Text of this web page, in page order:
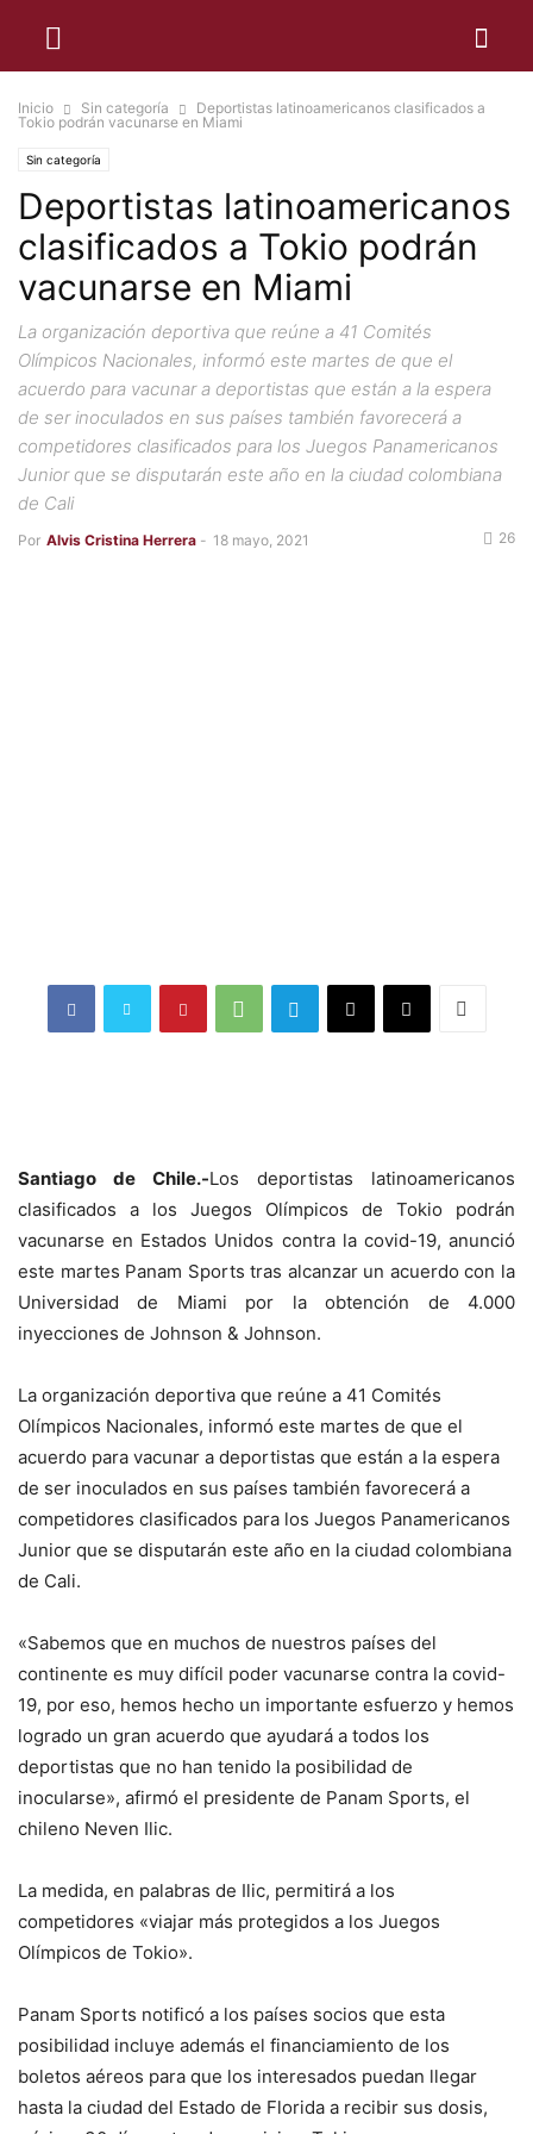
Inicio Sin categoría
Deportistas latinoamericanos clasificados a
Tokio podrán vacunarse en Miami
Sin categoría
Deportistas latinoamericanos
clasificados a Tokio podrán
vacunarse en Miami
La organización deportiva que reúne a 41 Comités
Olímpicos Nacionales, informó este martes de que el
acuerdo para vacunar a deportistas que están a la espera
de ser inoculados en sus países también favorecerá a
competidores clasificados para los Juegos Panamericanos
Junior que se disputarán este año en la ciudad colombiana
de Cali
Por Alvis Cristina Herrera - 18 mayo, 2021 26
Santiago de Chile.-Los deportistas latinoamericanos
clasificados a los Juegos Olímpicos de Tokio podrán
vacunarse en Estados Unidos contra la covid-19, anunció
este martes Panam Sports tras alcanzar un acuerdo con la
Universidad de Miami por la obtención de 4.000
inyecciones de Johnson & Johnson.
La organización deportiva que reúne a 41 Comités
Olímpicos Nacionales, informó este martes de que el
acuerdo para vacunar a deportistas que están a la espera
de ser inoculados en sus países también favorecerá a
competidores clasificados para los Juegos Panamericanos
Junior que se disputarán este año en la ciudad colombiana
de Cali.
«Sabemos que en muchos de nuestros países del
continente es muy difícil poder vacunarse contra la covid-
19, por eso, hemos hecho un importante esfuerzo y hemos
logrado un gran acuerdo que ayudará a todos los
deportistas que no han tenido la posibilidad de
inocularse», afirmó el presidente de Panam Sports, el
chileno Neven Ilic.
La medida, en palabras de Ilic, permitirá a los
competidores «viajar más protegidos a los Juegos
Olímpicos de Tokio».
Panam Sports notificó a los países socios que esta
posibilidad incluye además el financiamiento de los
boletos aéreos para que los interesados puedan llegar
hasta la ciudad del Estado de Florida a recibir sus dosis,